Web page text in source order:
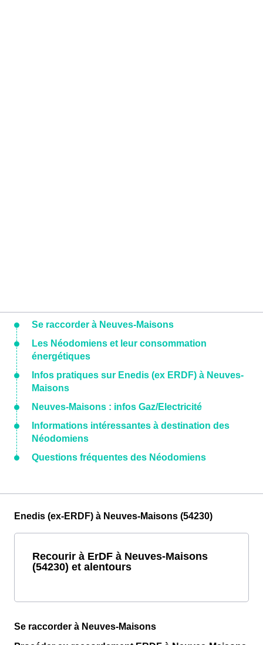
Se raccorder à Neuves-Maisons
Les Néodomiens et leur consommation
énergétiques
Infos pratiques sur Enedis (ex ERDF) à Neuves-
Maisons
Neuves-Maisons : infos Gaz/Electricité
Informations intéressantes à destination des
Néodomiens
Questions fréquentes des Néodomiens
Enedis (ex-ERDF) à Neuves-Maisons (54230)
Recourir à ErDF à Neuves-Maisons
(54230) et alentours
Se raccorder à Neuves-Maisons